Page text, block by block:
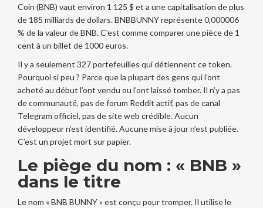
Coin (BNB) vaut environ 1 125 $ et a une capitalisation de plus
de 185 milliards de dollars. BNBBUNNY représente 0,000006
% de la valeur de BNB. C’est comme comparer une pièce de 1
cent à un billet de 1000 euros.
Il y a seulement 327 portefeuilles qui détiennent ce token.
Pourquoi si peu ? Parce que la plupart des gens qui l’ont
acheté au début l’ont vendu ou l’ont laissé tomber. Il n’y a pas
de communauté, pas de forum Reddit actif, pas de canal
Telegram officiel, pas de site web crédible. Aucun
développeur n’est identifié. Aucune mise à jour n’est publiée.
C’est un projet mort sur papier.
Le piège du nom : « BNB »
dans le titre
Le nom « BNB BUNNY » est conçu pour tromper. Il utilise le